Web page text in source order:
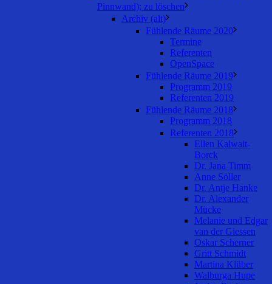
Pinnwand); zu löschen
Archiv (alt)
Fühlende Räume 2020
Termine
Referenten
OpenSpace
Fühlende Räume 2019
Programm 2019
Referenten 2019
Fühlende Räume 2018
Programm 2018
Referenten 2018
Ellen Kalwait-
Borck
Dr. Jana Timm
Anne Söller
Dr. Antje Hanke
Dr. Alexander
Mücke
Melanie und Edgar
van der Giessen
Oskar Scherner
Gritt Schmidt
Martina Klüber
Walburga Hupe